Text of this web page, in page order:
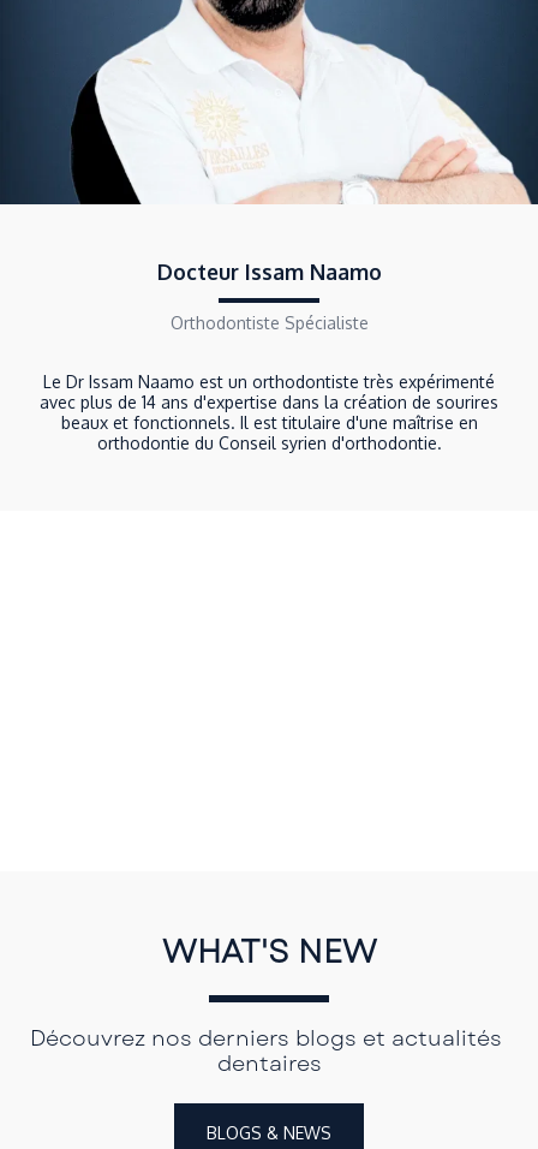
Docteur Issam Naamo
Orthodontiste Spécialiste
Le Dr Issam Naamo est un orthodontiste très expérimenté
avec plus de 14 ans d'expertise dans la création de sourires
beaux et fonctionnels. Il est titulaire d'une maîtrise en
orthodontie du Conseil syrien d'orthodontie.
WHAT'S NEW
Découvrez nos derniers blogs et actualités
dentaires
BLOGS & NEWS